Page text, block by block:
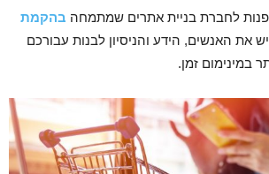
לחברת בניית אתרים שמתמחה בהקמת
את האנשים, הידע והניסיון לבנות עבורכם
במינימום זמן.